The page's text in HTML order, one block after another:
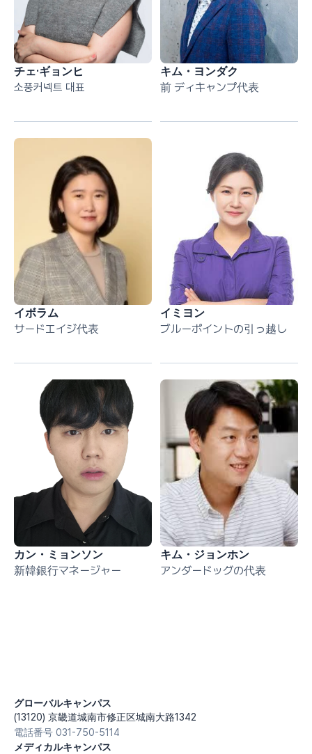
チェ·ギョンヒ
소풍커넥트 대표
キム・ヨンダク
前 ディキャンプ代表
イボラム
サードエイジ代表
イミヨン
ブルーポイントの引っ越し
カン・ミョンソン
新韓銀行マネージャー
キム・ジョンホン
アンダードッグの代表
グローバルキャンパス
(13120) 京畿道城南市修正区城南大路1342
電話番号 031-750-5114
メディカルキャンパス